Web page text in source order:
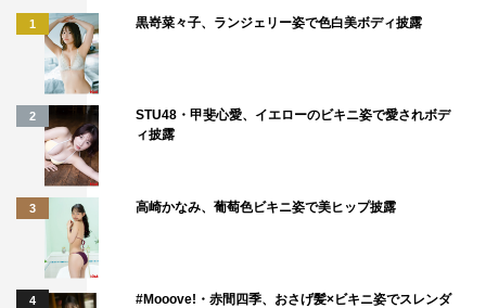
1 黒嵜菜々子、ランジェリー姿で色白美ボディ披露
2
STU48・甲斐心愛、イエローのビキニ姿で愛されボデ
ィ披露
3 高崎かなみ、葡萄色ビキニ姿で美ヒップ披露
4
#Mooove!・赤間四季、おさげ髪×ビキニ姿でスレンダ